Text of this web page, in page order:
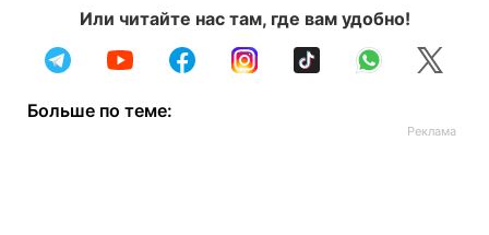
Или читайте нас там, где вам удобно!
Больше по теме: